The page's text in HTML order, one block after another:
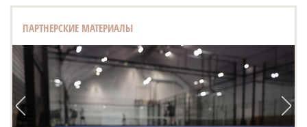
ПАРТНЕРСКИЕ МАТЕРИАЛЫ